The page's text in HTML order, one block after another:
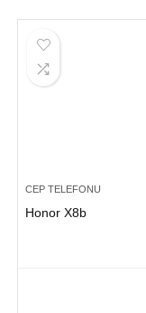
CEP TELEFONU
Honor X8b